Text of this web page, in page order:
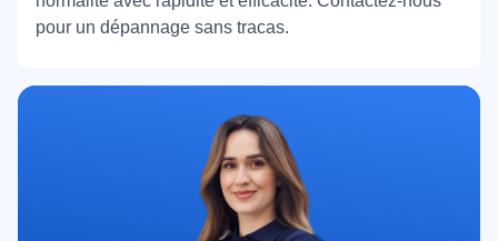
pour un dépannage sans tracas.